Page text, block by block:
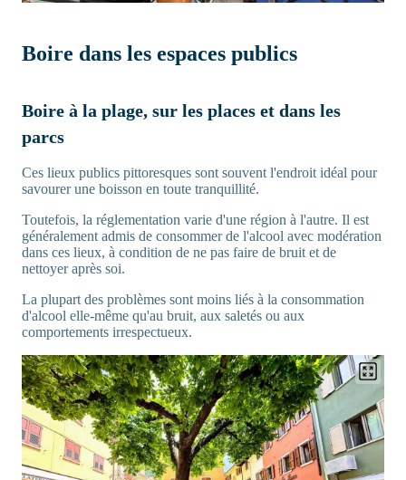
Boire dans les espaces publics
Boire à la plage, sur les places et dans les
parcs
Ces lieux publics pittoresques sont souvent l'endroit idéal pour
savourer une boisson en toute tranquillité.
Toutefois, la réglementation varie d'une région à l'autre. Il est
généralement admis de consommer de l'alcool avec modération
dans ces lieux, à condition de ne pas faire de bruit et de
nettoyer après soi.
La plupart des problèmes sont moins liés à la consommation
d'alcool elle-même qu'au bruit, aux saletés ou aux
comportements irrespectueux.